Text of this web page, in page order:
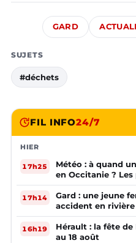
GARD
SUJETS
#déchets
FIL INFO24/7
HIER
17h25
Météo : à quand
en Occitanie ?
17h14
Gard : une jeune
accident en rivière
16h19
Hérault : la fête
au 18 août